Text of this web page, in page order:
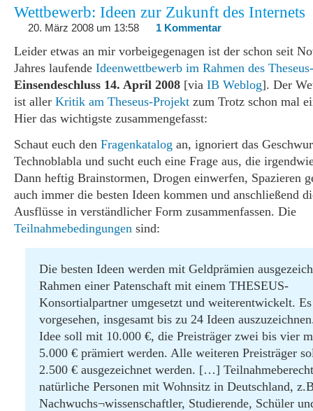
Wettbewerb: Ideen zur Zukunft des Internets
20. März 2008 um 13:58 1 Kommentar
Leider etwas an mir vorbeigegenagen ist der schon seit
Jahres laufende Ideenwettbewerb im Rahmen des
Einsendeschluss 14. April 2008 [via IB Weblog]. Der
ist aller Kritik am Theseus-Projekt zum Trotz schon mal
Hier das wichtigste zusammengefasst:
Schaut euch den Fragenkatalog an, ignoriert das
Technoblabla und sucht euch eine Frage aus, die
Dann heftig Brainstormen, Drogen einwerfen, Spazieren
auch immer die besten Ideen kommen und anschließend
Ausflüsse in verständlicher Form zusammenfassen. Die
Teilnahmebedingungen sind:
Die besten Ideen werden mit Geldprämien
Rahmen einer Patenschaft mit einem THESEUS-
Konsortialpartner umgesetzt und weiterentwickelt.
vorgesehen, insgesamt bis zu 24 Ideen
Idee soll mit 10.000 €, die Preisträger zwei bis vier
5.000 € prämiert werden. Alle weiteren Preisträger
2.500 € ausgezeichnet werden. […]
natürliche Personen mit Wohnsitz in Deutschland,
Nachwuchs¬wissenschaftler, Studierende, Schüler